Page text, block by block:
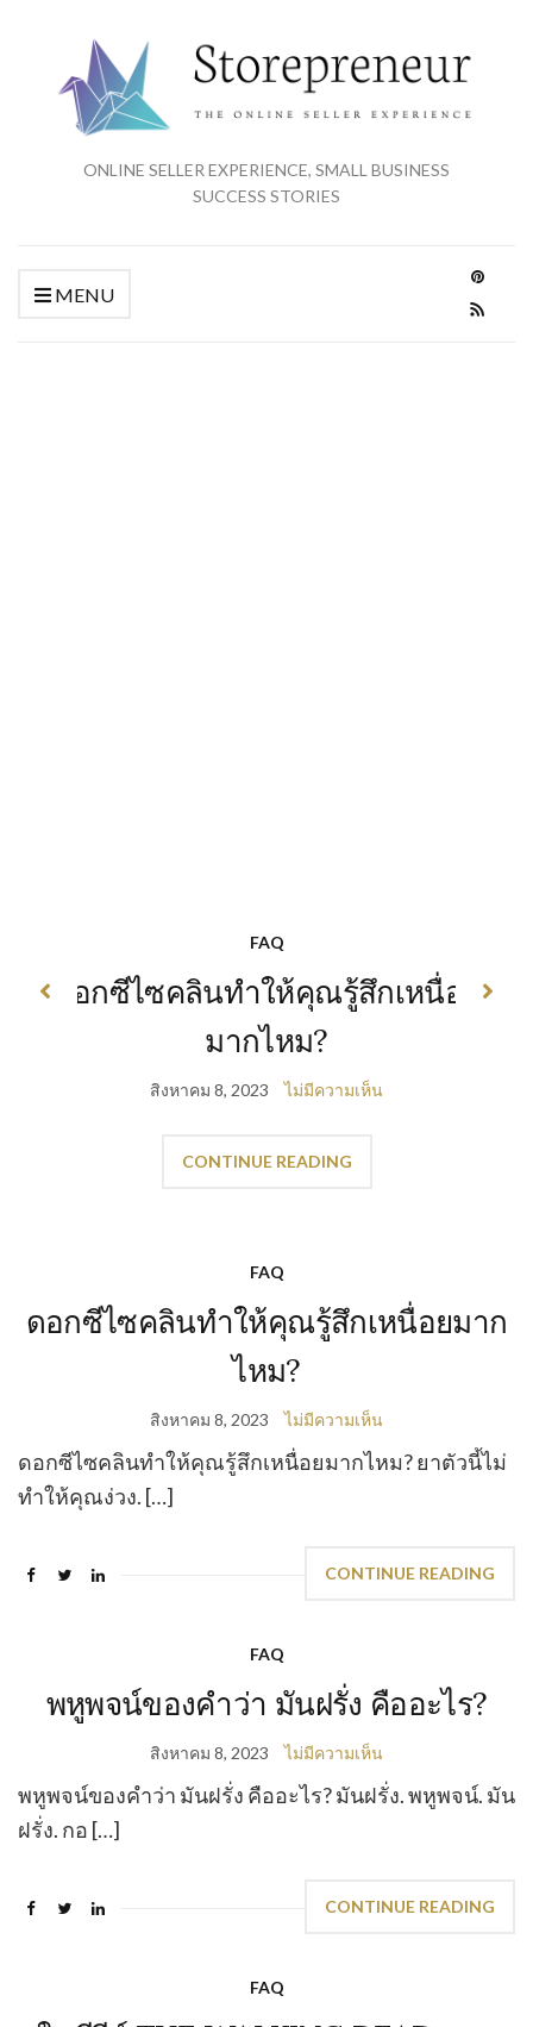
ONLINE SELLER EXPERIENCE, SMALL BUSINESS
SUCCESS STORIES
MENU
FAQ
ดอกซีไซคลินทำให้คุณรู้สึกเหนื่อย
มากไหม?
สิงหาคม 8, 2023 ไม่มีความเห็น
CONTINUE READING
FAQ
ดอกซีไซคลินทำให้คุณรู้สึกเหนื่อยมาก
ไหม?
สิงหาคม 8, 2023 ไม่มีความเห็น
ดอกซีไซคลินทำให้คุณรู้สึกเหนื่อยมากไหม? ยาตัวนี้ไม่
ทำให้คุณง่วง. […]
CONTINUE READING
FAQ
พหูพจน์ของคำว่า มันฝรั่ง คืออะไร?
สิงหาคม 8, 2023 ไม่มีความเห็น
พหูพจน์ของคำว่า มันฝรั่ง คืออะไร? มันฝรั่ง. พหูพจน์. มัน
ฝรั่ง. กอ […]
CONTINUE READING
FAQ